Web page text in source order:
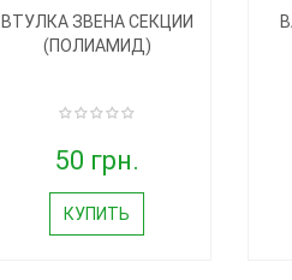
ВТУЛКА ЗВЕНА СЕКЦИИ
(ПОЛИАМИД)
50 грн.
КУПИТЬ